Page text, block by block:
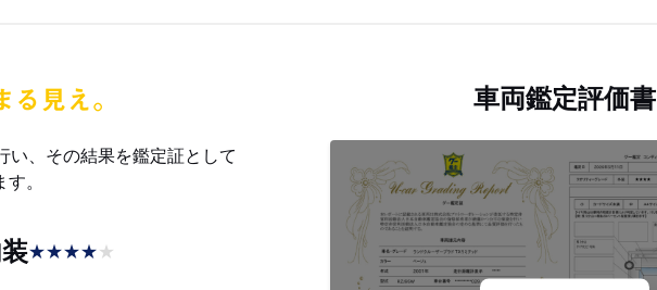
い、その結果を鑑定証として
。
★★★★★
車両鑑定評価書